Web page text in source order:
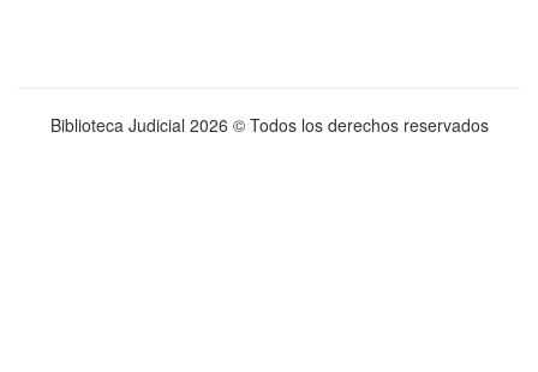
Biblioteca Judicial 2026 © Todos los derechos reservados